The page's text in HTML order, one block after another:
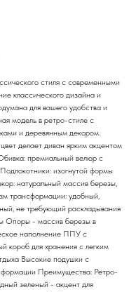
стиля с современными
классического дизайна и
для вашего удобства и
модель в ретро-стиле с
и деревянным декором.
делает диван ярким акцентом
премиальный велюр с
изогнутой формы
натуральный массив березы,
трансформации: удобный,
не требующий раскладывания
Опоры - массив березы в
наполнение ППУ с
короб для хранения с легким
Высокие подушки с
Преимущества: Ретро-
зеленый - акцент для